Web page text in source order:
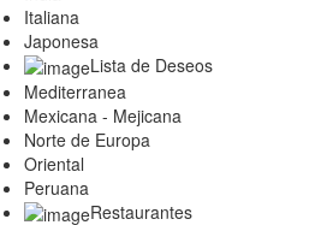
Italiana
Japonesa
Lista de Deseos
Mediterranea
Mexicana - Mejicana
Norte de Europa
Oriental
Peruana
Restaurantes